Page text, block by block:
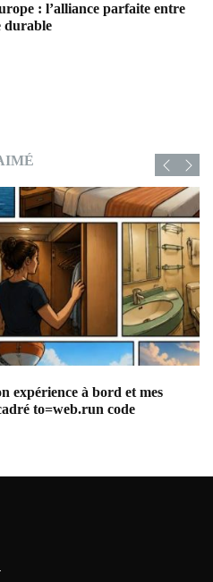
: l’alliance parfaite entre
durable
expérience à bord et mes
to=web.run code